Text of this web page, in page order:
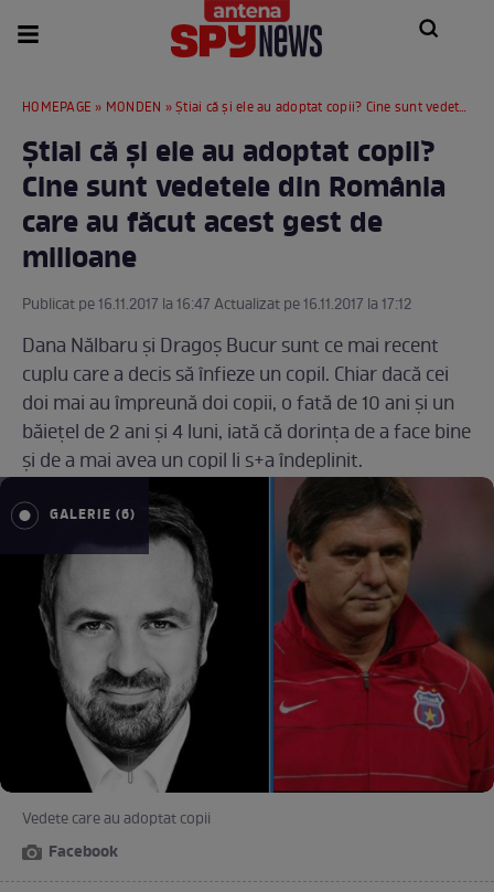
HOMEPAGE » MONDEN » Ştiai că şi ele au adoptat copii? Cine sunt vedetele din România care au făcut acest gest de milioane
Ştiai că şi ele au adoptat copii?
Cine sunt vedetele din România
care au făcut acest gest de
milioane
Publicat pe 16.11.2017 la 16:47 Actualizat pe 16.11.2017 la 17:12
Dana Nălbaru şi Dragoş Bucur sunt ce mai recent
cuplu care a decis să înfieze un copil. Chiar dacă cei
doi mai au împreună doi copii, o fată de 10 ani şi un
băieţel de 2 ani şi 4 luni, iată că dorinţa de a face bine
şi de a mai avea un copil li s+a îndeplinit.
GALERIE (6)
Vedete care au adoptat copii
Facebook